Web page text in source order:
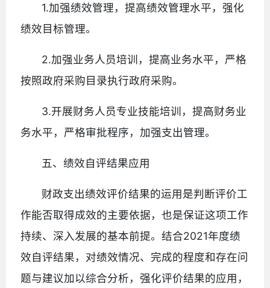
1.加强绩效管理，提高绩效管理水平，强化
绩效目标管理。
2.加强业务人员培训，提高业务水平，严格
按照政府采购目录执行政府采购。
3.开展财务人员专业技能培训，提高财务业
务水平，严格审批程序，加强支出管理。
五、绩效自评结果应用
财政支出绩效评价结果的运用是判断评价工
作能否取得成效的主要依据，也是保证这项工作
持续、深入发展的基本前提。结合2021年度绩
效自评结果，对绩效情况、完成的程度和存在问
题与建议加以综合分析，强化评价结果的应用，